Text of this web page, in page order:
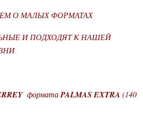
О МАЛЫХ ФОРМАТАХ
И ПОДХОДЯТ К НАШЕЙ
форматаPALMAS EXTRA (140